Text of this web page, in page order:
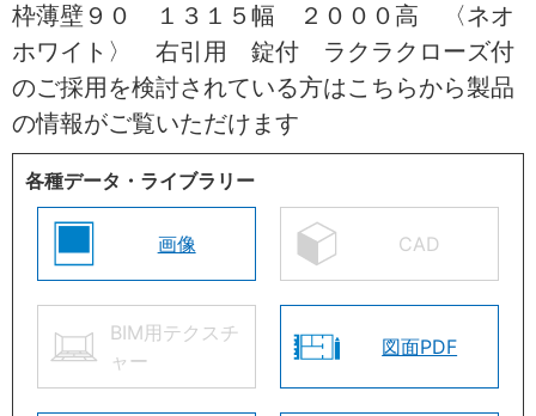
枠薄壁９０ １３１５幅 ２０００高 〈ネオ
ホワイト〉 右引用 錠付 ラクラクローズ付
のご採用を検討されている方はこちらから製品
の情報がご覧いただけます
各種データ・ライブラリー
画像 CAD
BIM用テクスチ
ャー
図面PDF